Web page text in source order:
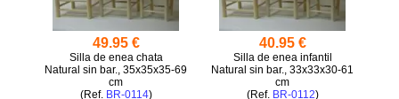
49.95 €
Silla de enea chata
Natural sin bar., 35x35x35-69
cm
(
BR-0114)
40.95 €
Silla de enea infantil
Natural sin bar., 33x33x30-61
cm
(
BR-0112)